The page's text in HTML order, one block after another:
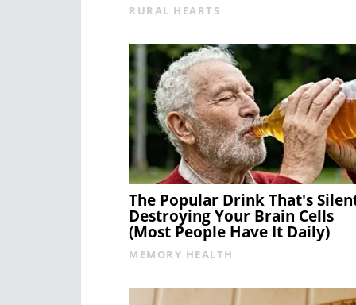
RURAL HEARTS
The Popular Drink That's
Destroying Your Brain Cells
(Most People Have It Daily)
MEMORY HEALTH